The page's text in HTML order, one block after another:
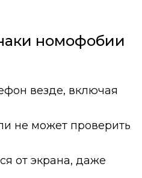
номофобии
везде, включая
не может проверить
от экрана, даже